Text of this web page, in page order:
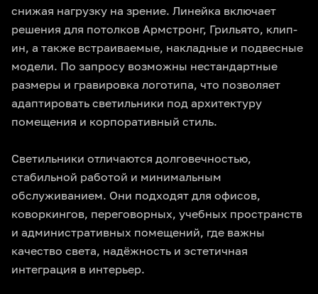
снижая нагрузку на зрение. Линейка включает
решения для потолков Армстронг, Грильято, клип-
ин, а также встраиваемые, накладные и подвесные
модели. По запросу возможны нестандартные
размеры и гравировка логотипа, что позволяет
адаптировать светильники под архитектуру
помещения и корпоративный стиль.
Светильники отличаются долговечностью,
стабильной работой и минимальным
обслуживанием. Они подходят для офисов,
коворкингов, переговорных, учебных пространств
и административных помещений, где важны
качество света, надёжность и эстетичная
интеграция в интерьер.